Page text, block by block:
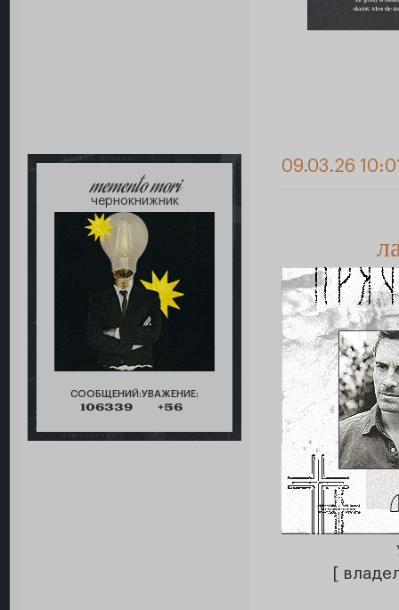
memento mori
чернокнижник
СООБЩЕНИЙ:
106339
УВАЖЕНИЕ:
+56
09.03.26
[